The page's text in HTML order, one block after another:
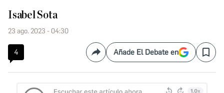
Isabel Sota
23 ago. 2023 - 04:30
4 CompartirAñade El Debate en Save